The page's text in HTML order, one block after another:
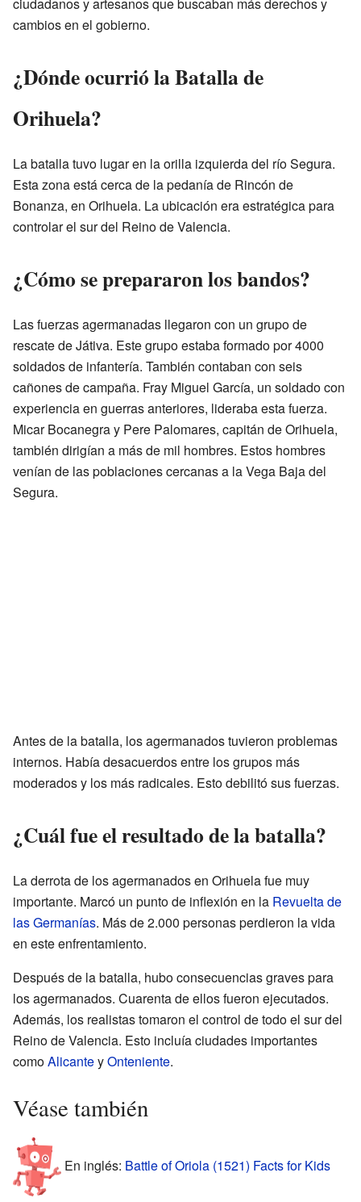
cambios en el gobierno.
¿Dónde ocurrió la Batalla de
Orihuela?
La batalla tuvo lugar en la orilla izquierda del río Segura.
Esta zona está cerca de la pedanía de Rincón de
Bonanza, en Orihuela. La ubicación era estratégica para
controlar el sur del Reino de Valencia.
¿Cómo se prepararon los bandos?
Las fuerzas agermanadas llegaron con un grupo de
rescate de Játiva. Este grupo estaba formado por 4000
soldados de infantería. También contaban con seis
cañones de campaña. Fray Miguel García, un soldado con
experiencia en guerras anteriores, lideraba esta fuerza.
Micar Bocanegra y Pere Palomares, capitán de Orihuela,
también dirigían a más de mil hombres. Estos hombres
venían de las poblaciones cercanas a la Vega Baja del
Segura.
Antes de la batalla, los agermanados tuvieron problemas
internos. Había desacuerdos entre los grupos más
moderados y los más radicales. Esto debilitó sus fuerzas.
¿Cuál fue el resultado de la batalla?
La derrota de los agermanados en Orihuela fue muy
importante. Marcó un punto de inflexión en la Revuelta de
las Germanías. Más de 2.000 personas perdieron la vida
en este enfrentamiento.
Después de la batalla, hubo consecuencias graves para
los agermanados. Cuarenta de ellos fueron ejecutados.
Además, los realistas tomaron el control de todo el sur del
Reino de Valencia. Esto incluía ciudades importantes
comoAlicanteyOnteniente.
Véase también
En inglés: Battle of Oriola (1521) Facts for Kids